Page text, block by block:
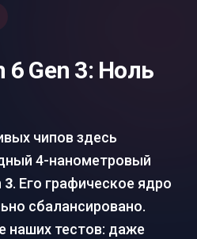
6 Gen 3: Ноль
чипов здесь
4-нанометровый
3. Его графическое ядро
сбалансировано.
наших тестов: даже